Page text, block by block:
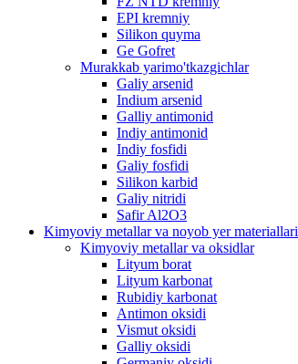
EPI kremniy
Silikon quyma
Ge Gofret
Murakkab yarimo'tkazgichlar
Galiy arsenid
Indium arsenid
Galliy antimonid
Indiy antimonid
Indiy fosfidi
Galiy fosfidi
Silikon karbid
Galiy nitridi
Safir Al2O3
Kimyoviy metallar va noyob yer materiallari
Kimyoviy metallar va oksidlar
Lityum borat
Lityum karbonat
Rubidiy karbonat
Antimon oksidi
Vismut oksidi
Galliy oksidi